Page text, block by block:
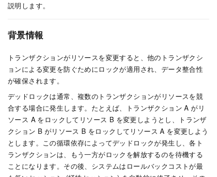
説明します。
背景情報
トランザクションがリソースを変更すると、他のトランザクシ
ョンによる変更を防ぐためにロックが適用され、データ整合性
が確保されます。
デッドロックは通常、複数のトランザクションがリソースを競
合する場合に発生します。たとえば、トランザクション A がリ
ソース A をロックしてリソース B を変更しようとし、トランザ
クション B がリソース B をロックしてリソース A を変更しよう
とします。この循環依存によってデッドロックが発生し、各ト
ランザクションは、もう一方がロックを解放するのを待機する
ことになります。その後、システムはロールバックコストが最